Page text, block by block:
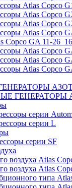
Atlas Copco
Atlas Copco
Atlas Copco
Atlas Copco
Copco GA 11-
Atlas Copco
Atlas Copco
Atlas Copco
ГЕНЕРАТОРЫ
серии
серии L
серии SF
воздуха Atlas
воздуха Atlas
типа